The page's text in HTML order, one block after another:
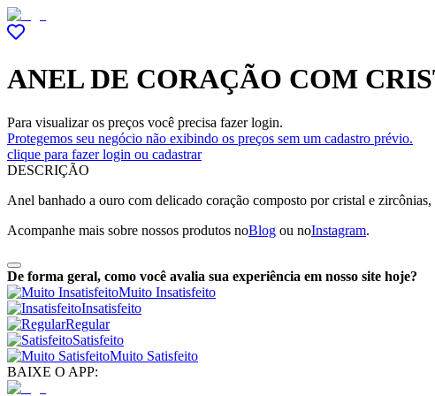
ANEL DE CORAÇÃO COM
Para visualizar os preços você precisa fazer login.
Protegemos seu negócio não exibindo os preços sem um cadastro prévio.
clique para fazer login ou cadastrar
DESCRIÇÃO
Anel banhado a ouro com delicado coração composto por cristal e
Acompanhe mais sobre nossos produtos noBlog ou noInstagram.
De forma geral, como você avalia sua experiência em nosso site hoje?
Muito Insatisfeito
Insatisfeito
Regular
Satisfeito
Muito Satisfeito
BAIXE O APP: